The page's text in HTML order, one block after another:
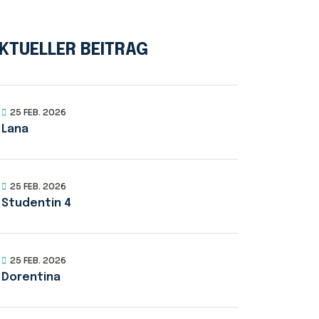
BEITRAG
25 FEB. 2026
Lana
25 FEB. 2026
Studentin 4
25 FEB. 2026
Dorentina